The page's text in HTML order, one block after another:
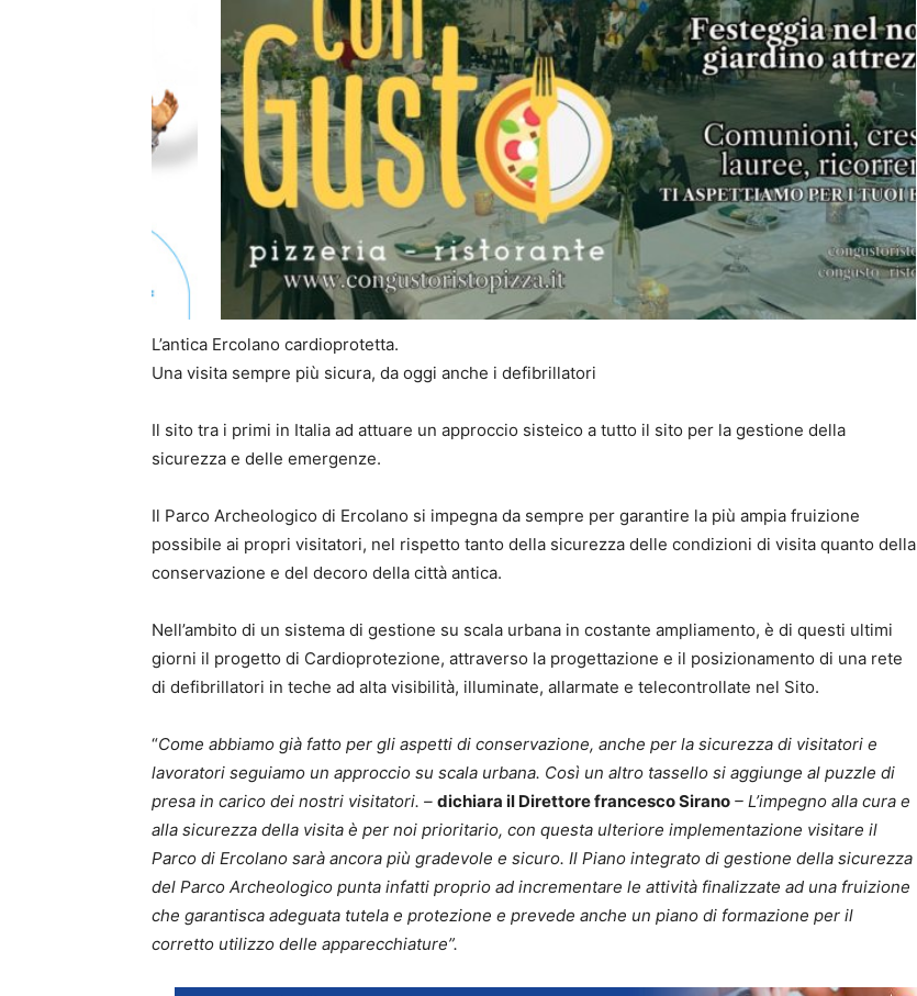
L’antica Ercolano cardioprotetta.
Una visita sempre più sicura, da oggi anche i defibrillatori
Il sito tra i primi in Italia ad attuare un approccio sisteico a tutto il sito per la gestione della
sicurezza e delle emergenze.
Il Parco Archeologico di Ercolano si impegna da sempre per garantire la più ampia fruizione
possibile ai propri visitatori, nel rispetto tanto della sicurezza delle condizioni di visita quanto della
conservazione e del decoro della città antica.
Nell’ambito di un sistema di gestione su scala urbana in costante ampliamento, è di questi ultimi
giorni il progetto di Cardioprotezione, attraverso la progettazione e il posizionamento di una rete
di defibrillatori in teche ad alta visibilità, illuminate, allarmate e telecontrollate nel Sito.
“Come abbiamo già fatto per gli aspetti di conservazione, anche per la sicurezza di visitatori e
lavoratori seguiamo un approccio su scala urbana. Così un altro tassello si aggiunge al puzzle di
presa in carico dei nostri visitatori. – dichiara il Direttore francesco Sirano – L’impegno alla cura e
alla sicurezza della visita è per noi prioritario, con questa ulteriore implementazione visitare il
Parco di Ercolano sarà ancora più gradevole e sicuro. Il Piano integrato di gestione della sicurezza
del Parco Archeologico punta infatti proprio ad incrementare le attività finalizzate ad una fruizione
che garantisca adeguata tutela e protezione e prevede anche un piano di formazione per il
corretto utilizzo delle apparecchiature”.